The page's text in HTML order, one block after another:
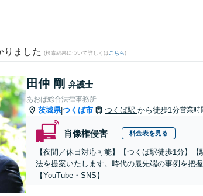
りました (検索結果について詳しくは こちら)
田仲 剛 弁護士
あおば総合法律事務所
茨城県|つくば市 つくば駅 から徒歩1分営業時
肖像権侵害 料金表を見る
【夜間／休日対応可能】【つくば駅徒歩1分】
法を提案いたします。時代の最先端の事例を把
【YouTube・SNS】